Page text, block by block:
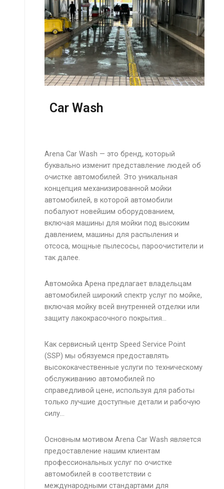
Car Wash
Arena Car Wash — это бренд, который
буквально изменит представление людей об
очистке автомобилей. Это уникальная
концепция механизированной мойки
автомобилей, в которой автомобили
побалуют новейшим оборудованием,
включая машины для мойки под высоким
давлением, машины для распыления и
отсоса, мощные пылесосы, пароочистители и
так далее.
Автомойка Арена предлагает владельцам
автомобилей широкий спектр услуг по мойке,
включая мойку всей внутренней отделки или
защиту лакокрасочного покрытия…
Как сервисный центр Speed Service Point
(SSP) мы обязуемся предоставлять
высококачественные услуги по техническому
обслуживанию автомобилей по
справедливой цене, используя для работы
только лучшие доступные детали и рабочую
силу…
Основным мотивом Arena Car Wash является
предоставление нашим клиентам
профессиональных услуг по очистке
автомобилей в соответствии с
международными стандартами для